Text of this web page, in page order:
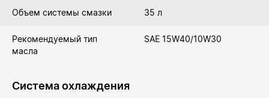
Объем системы смазки 35 л
Рекомендуемый тип
масла
SAE 15W40/10W30
Система охлаждения